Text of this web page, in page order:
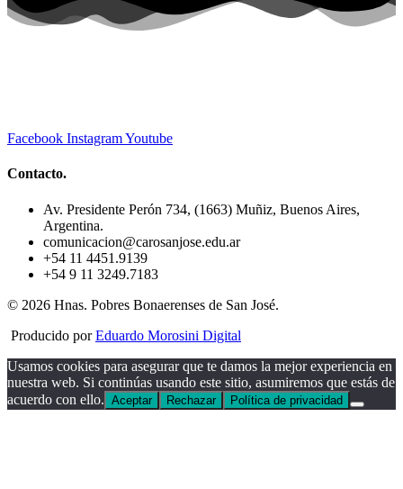
Facebook InstagramYoutube
Contacto.
Av. Presidente Perón 734, (1663) Muñiz, Buenos Aires,
Argentina.
comunicacion@carosanjose.edu.ar
+54 11 4451.9139
+54 9 11 3249.7183
© 2026 Hnas. Pobres Bonaerenses de San José.
Producido porEduardo Morosini Digital
Usamos cookies para asegurar que te damos la mejor experiencia en
nuestra web. Si continúas usando este sitio, asumiremos que estás de
acuerdo con ello. Aceptar Rechazar Política de privacidad